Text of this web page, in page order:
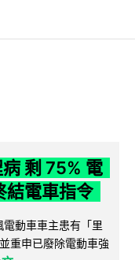
剩 75% 電
結電車指令
動車車主患有「里
重申已廢除電動車強